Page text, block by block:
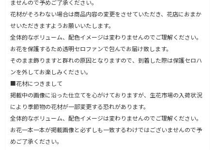
ませんので予めご了承ください。
花材がそろわない場合は商品内容の変更をさせていただき、花店におまか
せいただきますようお願いいたします。
全体的なボリューム、配色イメージは変わりませんのでご理解ください。
お花を保護するため透明セロファンで包んでお届け致します。
そのまま飾りますと群れの原因となりますので、到着した際は保護セロハ
ンを外してお楽しみください。
■花材につきまして
掲載中の画像に沿った仕立てを心がけておりますが、生花市場の入荷状況
により季節物の花材が一部変更する恐れがあります。
全体的なボリューム、配色イメージは変わりませんのでご理解ください。
お花一本一本が掲載画像と必ずしも一致するわけではございませんので予
めご了承ください。